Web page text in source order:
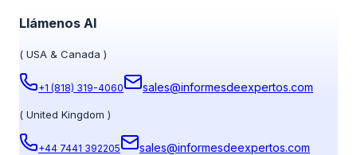
Llámenos Al
( USA & Canada )
+1 (818) 319-4060 sales@informesdeexpertos.com
( United Kingdom )
+44 7441 392205 sales@informesdeexpertos.com